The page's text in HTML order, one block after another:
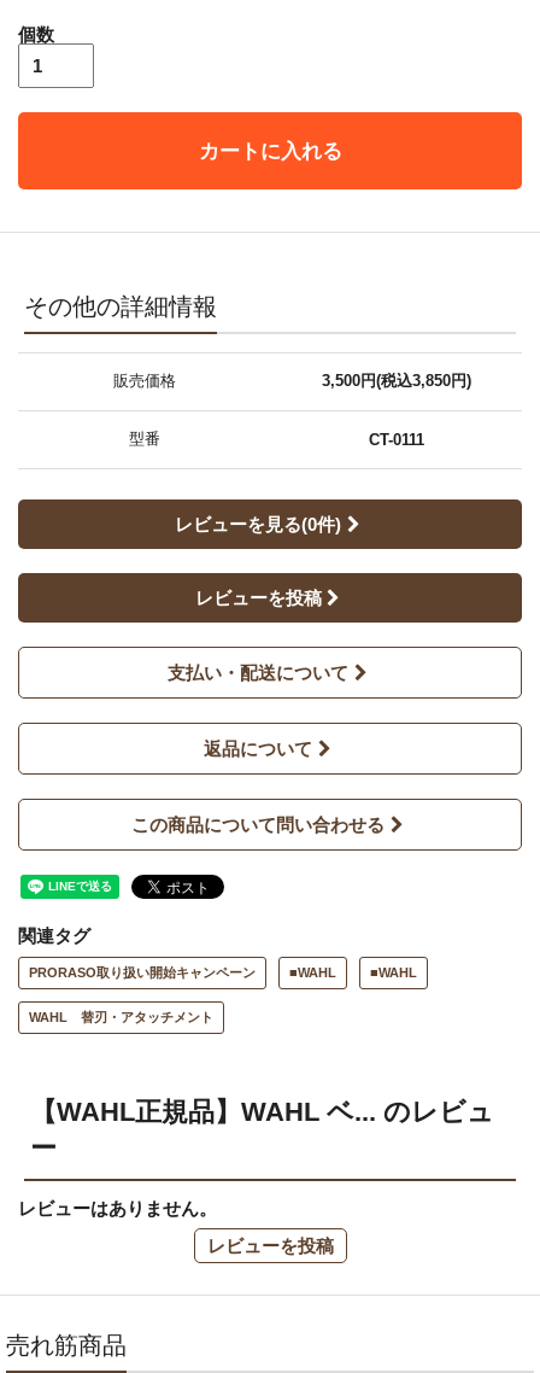
個数
カートに入れる
その他の詳細情報
販売価格 3,500円(税込3,850円)
型番 CT-0111
レビューを見る(0件)
レビューを投稿
支払い・配送について
返品について
この商品について問い合わせる
関連タグ
PRORASO取り扱い開始キャンペーン ■WAHL ■WAHL
WAHL 替刃・アタッチメント
【WAHL正規品】WAHL ベ... のレビュ
ー
レビューはありません。
レビューを投稿
売れ筋商品